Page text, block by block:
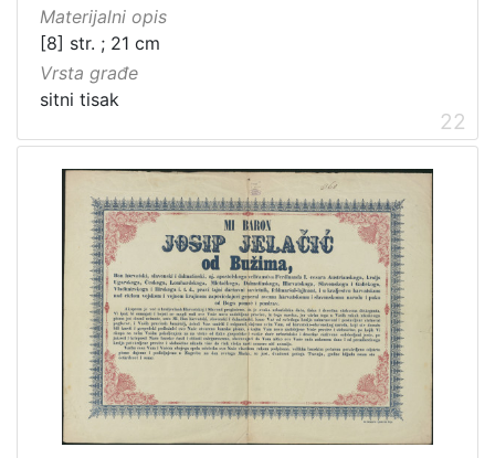
Materijalni opis
[8] str. ; 21 cm
Vrsta građe
sitni tisak
22